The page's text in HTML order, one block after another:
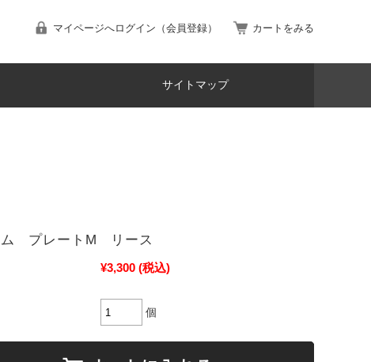
マイページへログイン（会員登録） カートをみる
サイトマップ
ム プレートM リース
¥3,300 (税込)
個